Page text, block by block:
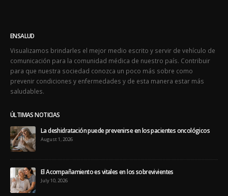
ENSALUD
Visualizamos brindarles el mejor medio escrito y servir de vehículo de
comunicación para la comunidad médica de nuestro país. Contribuir
para que nuestra sociedad conozca un poco más sobre como
prevenir condiciones y enfermedades y de esta manera estar más
saludables.
ÚLTIMAS NOTICIAS
La deshidratación puede prevenirse en los pacientes oncológicos
August 1, 2026
El Acompañamiento es vitales en los sobrevivientes
July 10, 2026